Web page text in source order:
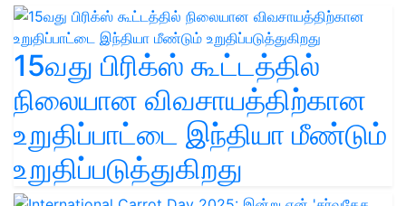
15வது பிரிக்ஸ் கூட்டத்தில்
நிலையான விவசாயத்திற்கான
உறுதிப்பாட்டை இந்தியா மீண்டும்
உறுதிப்படுத்துகிறது